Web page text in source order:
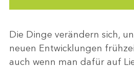
Die Dinge verändern sich,
neuen Entwicklungen
auch wenn man dafür auf